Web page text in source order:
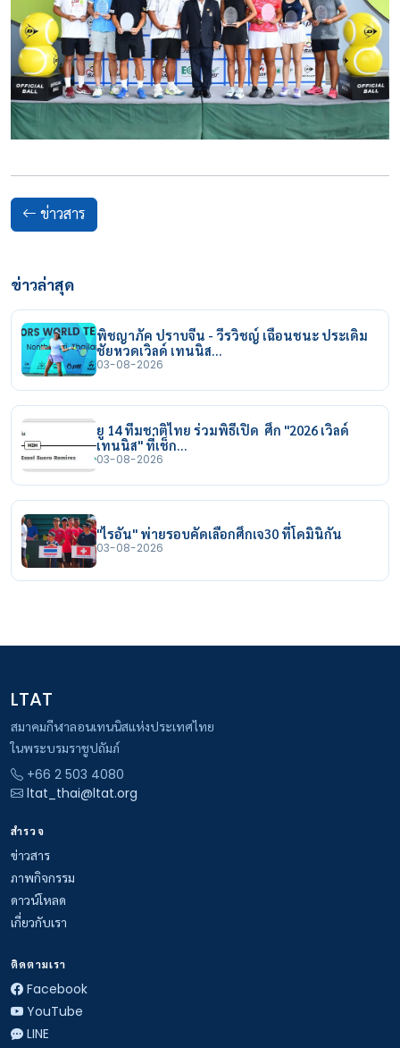
ข่าวสาร
ข่าวล่าสุด
พิชญาภัค ปราบจีน - วีรวิชญ์ เฉือนชนะ ประเดิม
ชัยหวดเวิลด์ เทนนิส…
03-08-2026
ยู 14 ทีมชาติไทย ร่วมพิธีเปิด ศึก "2026 เวิลด์
เทนนิส" ที่เช็ก…
03-08-2026
"ไรอัน" พ่ายรอบคัดเลือกศึกเจ30 ที่โดมินิกัน
03-08-2026
LTAT
สมาคมกีฬาลอนเทนนิสแห่งประเทศไทย
ในพระบรมราชูปถัมภ์
+66 2 503 4080
ltat_thai@ltat.org
สำรวจ
ข่าวสาร
ภาพกิจกรรม
ดาวน์โหลด
เกี่ยวกับเรา
ติดตามเรา
Facebook
YouTube
LINE